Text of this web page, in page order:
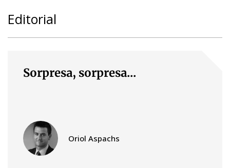
Editorial
Sorpresa, sorpresa...
Oriol Aspachs